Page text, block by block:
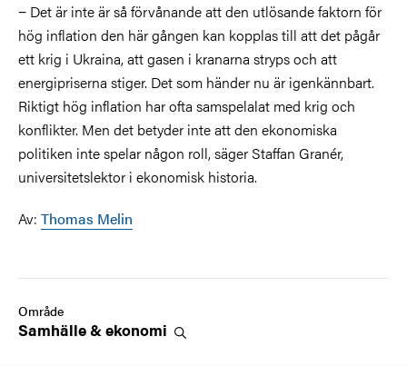
− Det är inte är så förvånande att den utlösande faktorn för
hög inflation den här gången kan kopplas till att det pågår
ett krig i Ukraina, att gasen i kranarna stryps och att
energipriserna stiger. Det som händer nu är igenkännbart.
Riktigt hög inflation har ofta samspelalat med krig och
konflikter. Men det betyder inte att den ekonomiska
politiken inte spelar någon roll, säger Staffan Granér,
universitetslektor i ekonomisk historia.
Av: Thomas Melin
Område
Samhälle &ekonomi